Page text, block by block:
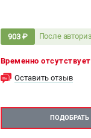
903 ₽ После
Временно отсутствует
Оставить отзыв